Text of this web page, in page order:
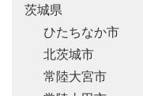
茨城県
ひたちなか市
北茨城市
常陸大宮市